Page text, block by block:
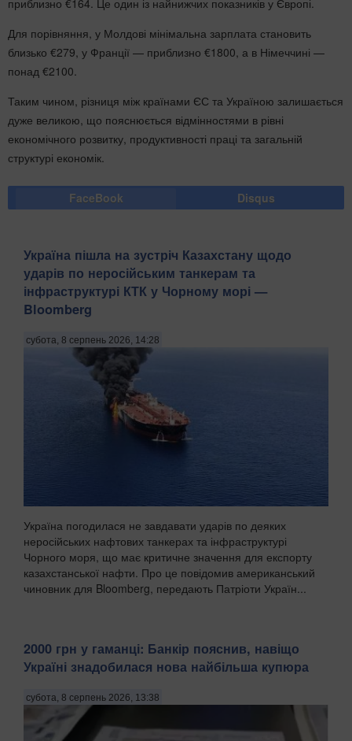
Для порівняння, у Молдові мінімальна зарплата становить
близько €279, у Франції — приблизно €1800, а в Німеччині —
понад €2100.
Таким чином, різниця між країнами ЄС та Україною залишається
дуже великою, що пояснюється відмінностями в рівні
економічного розвитку, продуктивності праці та загальній
структурі економік.
FaceBook Disqus
Україна пішла на зустріч Казахстану щодо
ударів по неросійським танкерам та
інфраструктурі КТК у Чорному морі —
Bloomberg
субота, 8 серпень 2026, 14:28
Україна погодилася не завдавати ударів по деяких
неросійських нафтових танкерах та інфраструктурі
Чорного моря, що має критичне значення для експорту
казахстанської нафти. Про це повідомив американський
чиновник для Bloomberg, передають Патріоти Україн...
2000 грн у гаманці: Банкір пояснив, навіщо
Україні знадобилася нова найбільша купюра
субота, 8 серпень 2026, 13:38